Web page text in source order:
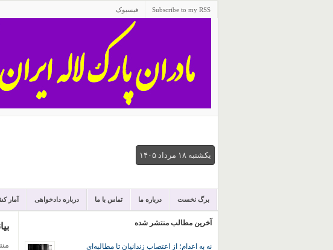
Subscribe to my RSS فیسبوک
يكشنبه ۱۸ مرداد ۱۴۰۵
برگ نخست درباره ما تماس با ما درباره دادخواهی آمار
آخرین مطالب منتشر شده
نه به اعدام؛ از اعتصاب زندانیان تا مطالبه‌ای